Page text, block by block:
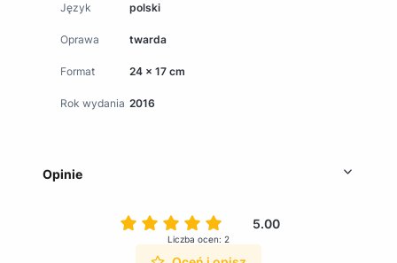
Język polski
Oprawa twarda
Format 24 x 17 cm
Rok wydania 2016
Opinie
5.00
Liczba ocen: 2